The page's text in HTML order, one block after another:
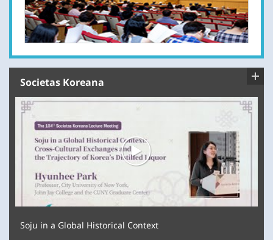
Societas Koreana
Soju in a Global Historical Context